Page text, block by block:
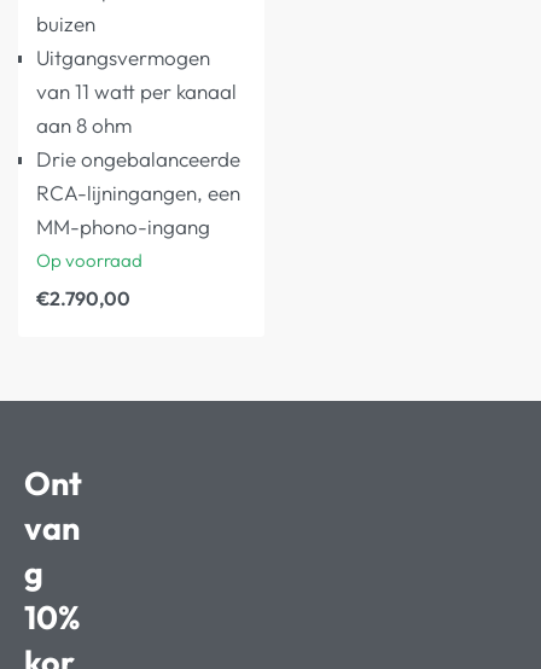
Op voorraad
€2.790,00
buizen
Uitgangsvermogen
van 11 watt per kanaal
aan 8 ohm
Drie ongebalanceerde
RCA-lijningangen, een
MM-phono-ingang
Ont
van
g
10%